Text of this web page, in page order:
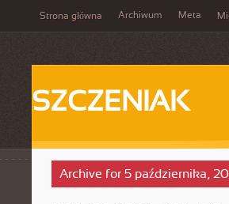
Strona główna Archiwum Meta
SZCZENIAK
Archive for 5 października,